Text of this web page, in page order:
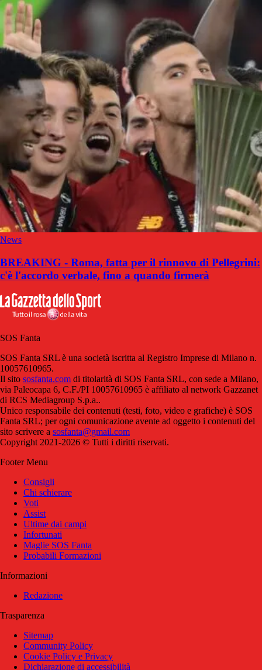
News
BREAKING - Roma, fatta per il rinnovo di Pellegrini:
c'è l'accordo verbale, fino a quando firmerà
SOS Fanta
SOS Fanta SRL è una società iscritta al Registro Imprese di Milano n.
10057610965.
Il sito sosfanta.com di titolarità di SOS Fanta SRL, con sede a Milano,
via Paleocapa 6, C.F./PI 10057610965 è affiliato al network Gazzanet
di RCS Mediagroup S.p.a..
Unico responsabile dei contenuti (testi, foto, video e grafiche) è SOS
Fanta SRL; per ogni comunicazione avente ad oggetto i contenuti del
sito scrivere a sosfanta@gmail.com
Copyright 2021-2026 © Tutti i diritti riservati.
Footer Menu
Consigli
Chi schierare
Voti
Assist
Ultime dai campi
Infortunati
Maglie SOS Fanta
Probabili Formazioni
Informazioni
Redazione
Trasparenza
Sitemap
Community Policy
Cookie Policy e Privacy
Dichiarazione di accessibilità